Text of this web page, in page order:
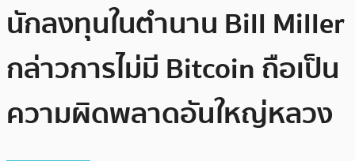
นักลงทุนในตำนาน Bill Miller
กล่าวการไม่มี Bitcoin ถือเป็น
ความผิดพลาดอันใหญ่หลวง